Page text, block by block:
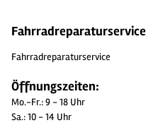
Fahrradreparaturservice
Fahrradreparaturservice
Öffnungszeiten:
Mo.-Fr.: 9 - 18 Uhr
Sa.: 10 - 14 Uhr